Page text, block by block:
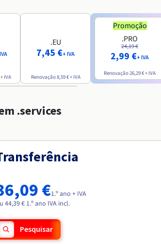
+ IVA
.EU
7,45 €+ IVA
Renovação8,59 €+ IVA
Promoção
.PRO
24,19 €
2,99 €+ IVA
Renovação26,29 €+ IVA
.services
€1.º ano + IVA
44,39 € 1.º ano IVA incl.
Pesquisar